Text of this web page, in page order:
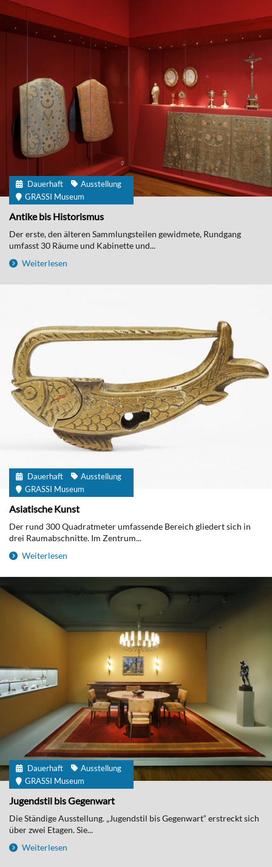
Dauerhaft
Ausstellung
GRASSI Museum
Antike bis Historismus
Der erste, den älteren Sammlungsteilen gewidmete, Rundgang
umfasst 30 Räume und Kabinette und...
Weiterlesen
Dauerhaft
Ausstellung
GRASSI Museum
Asiatische Kunst
Der rund 300 Quadratmeter umfassende Bereich gliedert sich in
drei Raumabschnitte. Im Zentrum...
Weiterlesen
Dauerhaft
Ausstellung
GRASSI Museum
Jugendstil bis Gegenwart
Die Ständige Ausstellung. „Jugendstil bis Gegenwart“ erstreckt sich
über zwei Etagen. Sie...
Weiterlesen